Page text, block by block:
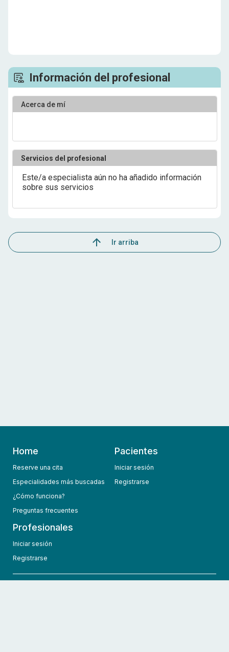
Información del profesional
Acerca de mí
Servicios del profesional
Este/a especialista aún no ha añadido información
sobre sus servicios
Ir arriba
Home
Reserve una cita
Especialidades más buscadas
¿Cómo funciona?
Preguntas frecuentes
Pacientes
Iniciar sesión
Registrarse
Profesionales
Iniciar sesión
Registrarse